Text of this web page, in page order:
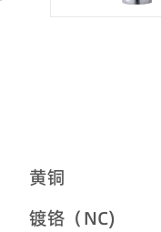
黄铜
镀铬（NC)